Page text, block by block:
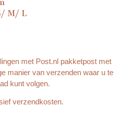
M/ L
met Post.nl pakketpost met
manier van verzenden waar u te
kunt volgen.
verzendkosten.